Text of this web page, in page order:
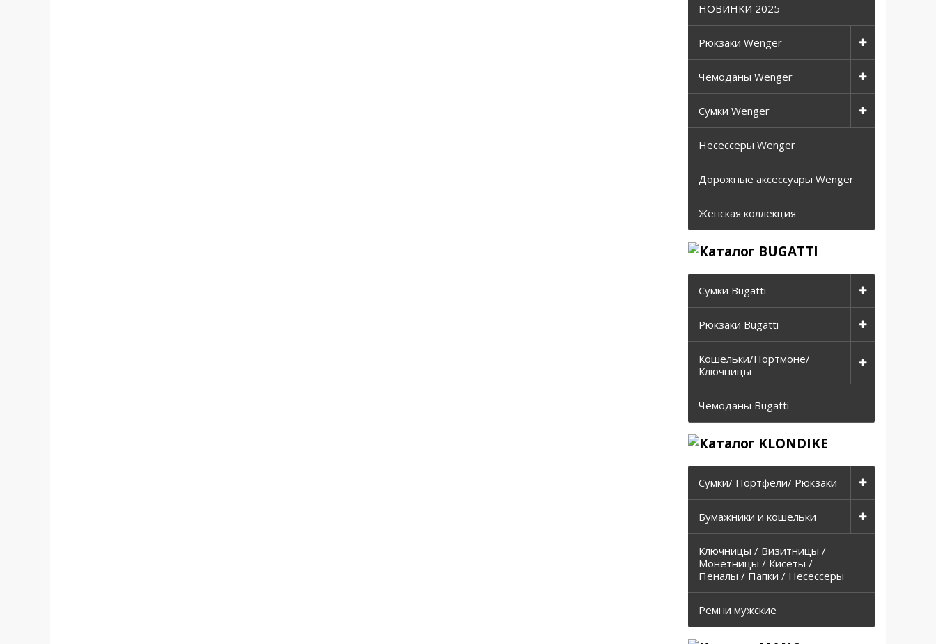
НОВИНКИ 2025
Рюкзаки Wenger
Чемоданы Wenger
Сумки Wenger
Несессеры Wenger
Дорожные аксессуары Wenger
Женская коллекция
Сумки Bugatti
Рюкзаки Bugatti
Кошельки/Портмоне/
Ключницы
Чемоданы Bugatti
Сумки/ Портфели/ Рюкзаки
Бумажники и кошельки
Ключницы / Визитницы /
Монетницы / Кисеты /
Пеналы / Папки / Несессеры
Ремни мужские